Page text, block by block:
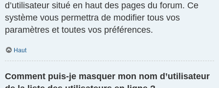
d’utilisateur situé en haut des pages du forum. Ce
système vous permettra de modifier tous vos
paramètres et toutes vos préférences.
Haut
Comment puis-je masquer mon nom d’utilisateur